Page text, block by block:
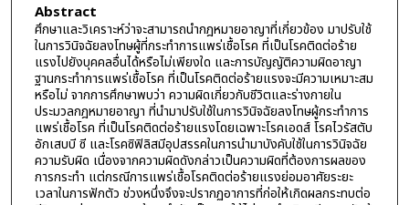
Abstract
ศึกษาและวิเคราะห์ว่าจะสามารถนำกฎหมายอาญาที่เกี่ยวข้อง มาปรับใช้
ในการวินิจฉัยลงโทษผู้ที่กระทำการแพร่เชื้อโรค ที่เป็นโรคติดต่อร้าย
แรงไปยังบุคคลอื่นได้หรือไม่เพียงใด และการบัญญัติความผิดอาญา
ฐานกระทำการแพร่เชื้อโรค ที่เป็นโรคติดต่อร้ายแรงจะมีความเหมาะสม
หรือไม่ จากการศึกษาพบว่า ความผิดเกี่ยวกับชีวิตและร่างกายใน
ประมวลกฎหมายอาญา ที่นำมาปรับใช้ในการวินิจฉัยลงโทษผู้กระทำการ
แพร่เชื้อโรค ที่เป็นโรคติดต่อร้ายแรงโดยเฉพาะโรคเอดส์ โรคไวรัสตับ
อักเสบบี ซี และโรคซิฟิลิสมีอุปสรรคในการนำมาบังคับใช้ในการวินิจฉัย
ความรับผิด เนื่องจากความผิดดังกล่าวเป็นความผิดที่ต้องการผลของ
การกระทำ แต่กรณีการแพร่เชื้อโรคติดต่อร้ายแรงย่อมอาศัยระยะ
เวลาในการฟักตัว ช่วงหนึ่งจึงจะปรากฏอาการที่ก่อให้เกิดผลกระทบต่อ